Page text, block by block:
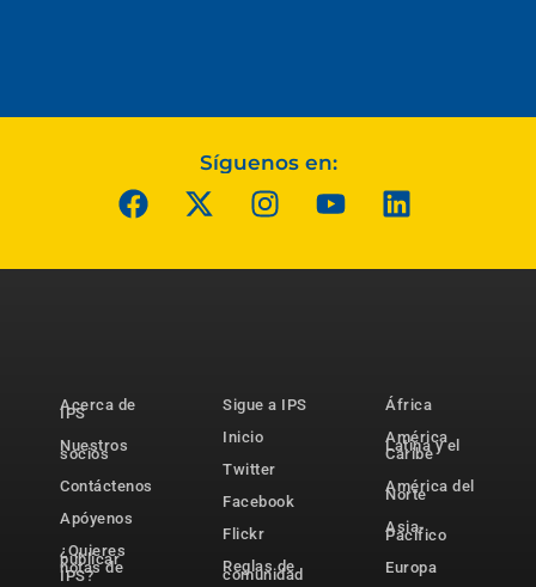
Síguenos en:
Acerca de
IPS
Nuestros
socios
Contáctenos
Apóyenos
¿Quieres
publicar
notas de
IPS?
Sigue a IPS
Inicio
Twitter
Facebook
Flickr
Reglas de
comunidad
África
América
Latina y el
Caribe
América del
Norte
Asia-
Pacífico
Europa